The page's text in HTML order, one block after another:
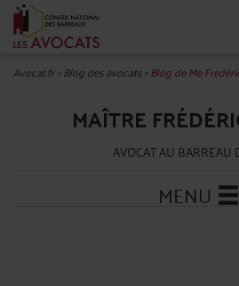
Avocat.fr>Blog des avocats>Blog de Me
MAÎTRE
AVOCAT AU BARREAU
MENU